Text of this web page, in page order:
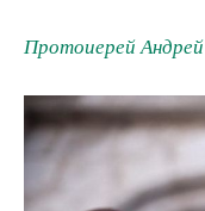
Протоиерей